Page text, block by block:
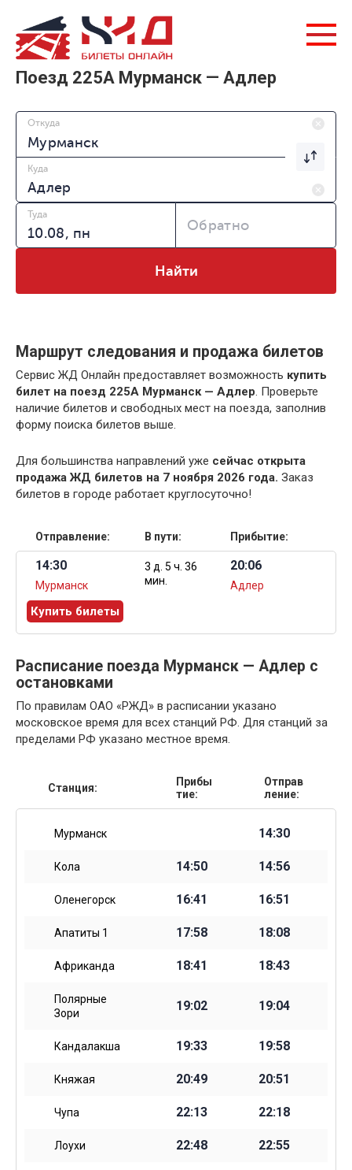
Поезд 225А Мурманск — Адлер
Откуда
Куда
Туда
Обратно
Найти
Маршрут следования и продажа билетов
Сервис ЖД Онлайн предоставляет возможность купить
билет на поезд 225А Мурманск — Адлер. Проверьте
наличие билетов и свободных мест на поезда, заполнив
форму поиска билетов выше.
Для большинства направлений уже сейчас открыта
продажа ЖД билетов на 7 ноября 2026 года. Заказ
билетов в городе работает круглосуточно!
Отправление: В пути: Прибытие:
14:30
Мурманск
3 д. 5 ч. 36
мин.
20:06
Адлер
Купить билеты
Расписание поезда Мурманск — Адлер с
остановками
По правилам ОАО «РЖД» в расписании указано
московское время для всех станций РФ. Для станций за
пределами РФ указано местное время.
Станция:
Прибы
тие:
Отправ
ление:
Мурманск 14:30
Кола 14:50 14:56
Оленегорск 16:41 16:51
Апатиты 1 17:58 18:08
Африканда 18:41 18:43
Полярные
Зори
19:02 19:04
Кандалакша 19:33 19:58
Княжая 20:49 20:51
Чупа 22:13 22:18
Лоухи 22:48 22:55